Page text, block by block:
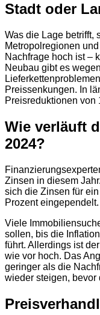
Stadt oder
Was die Lage betrifft,
Metropolregionen
Nachfrage hoch ist –
Neubau gibt es
Preissenkungen. In
Preisreduktionen von
Wie verläuft
2024?
Zinsen in diesem
sich die Zinsen für
Prozent eingependelt.
Viele
sollen, bis die
führt. Allerdings ist
wie vor hoch. Das
geringer als die
wieder steigen,